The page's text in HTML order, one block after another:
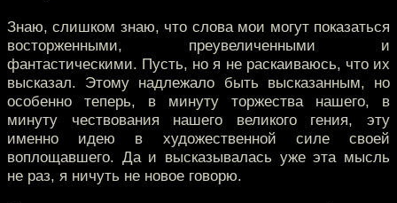
Знаю, слишком знаю, что слова мои могут показаться
восторженными, преувеличенными и
фантастическими. Пусть, но я не раскаиваюсь, что их
высказал. Этому надлежало быть высказанным, но
особенно теперь, в минуту торжества нашего, в
минуту чествования нашего великого гения, эту
именно идею в художественной силе своей
воплощавшего. Да и высказывалась уже эта мысль
не раз, я ничуть не новое говорю.